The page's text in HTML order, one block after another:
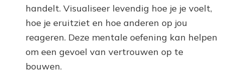
handelt. Visualiseer levendig hoe je je voelt,
hoe je eruitziet en hoe anderen op jou
reageren. Deze mentale oefening kan helpen
om een gevoel van vertrouwen op te
bouwen.